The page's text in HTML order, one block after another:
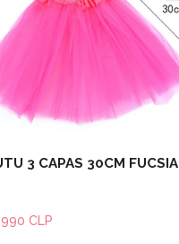
3 CAPAS 30CM FUCSIA
CLP